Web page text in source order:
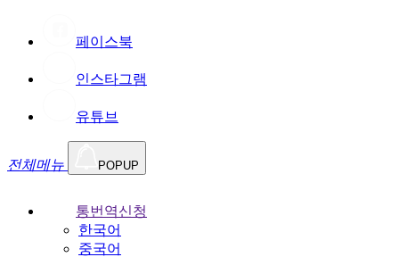
페이스북
인스타그램
유튜브
전체메뉴 POPUP
통번역신청
한국어
중국어